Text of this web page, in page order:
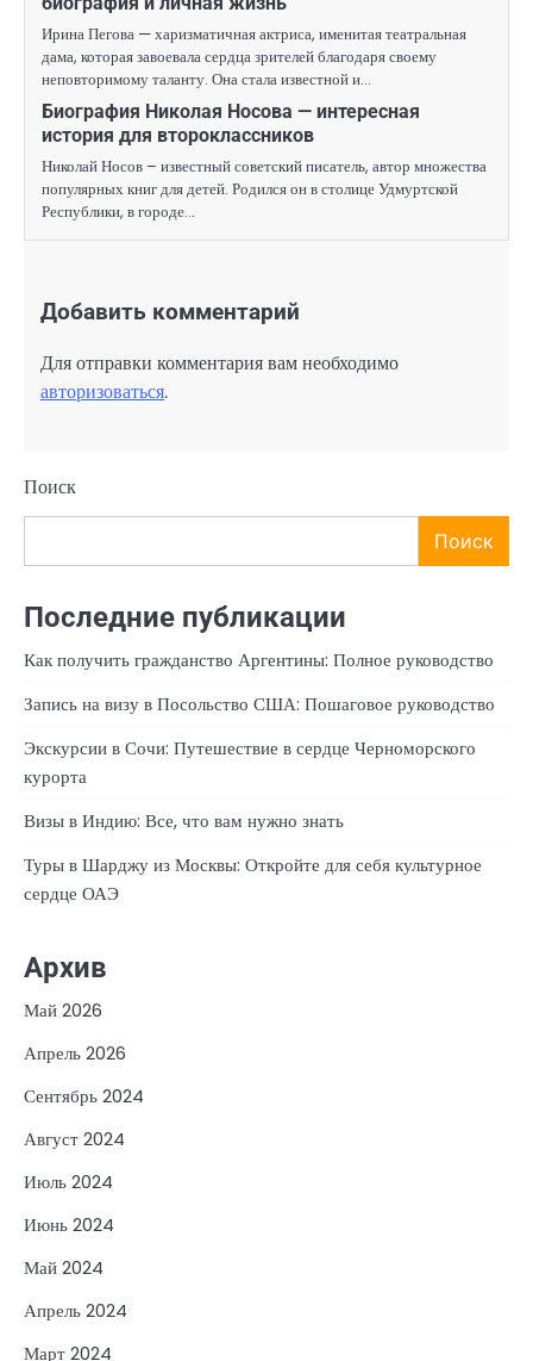
Ирина Пегова — харизматичная актриса, именитая театральная
дама, которая завоевала сердца зрителей благодаря своему
неповторимому таланту. Она стала известной и…
Биография Николая Носова — интересная
история для второклассников
Николай Носов – известный советский писатель, автор множества
популярных книг для детей. Родился он в столице Удмуртской
Республики, в городе…
Добавить комментарий
Для отправки комментария вам необходимо
авторизоваться.
Поиск
Поиск
Последние публикации
Как получить гражданство Аргентины: Полное руководство
Запись на визу в Посольство США: Пошаговое руководство
Экскурсии в Сочи: Путешествие в сердце Черноморского
курорта
Визы в Индию: Все, что вам нужно знать
Туры в Шарджу из Москвы: Откройте для себя культурное
сердце ОАЭ
Архив
Май 2026
Апрель 2026
Сентябрь 2024
Август 2024
Июль 2024
Июнь 2024
Май 2024
Апрель 2024
Март 2024